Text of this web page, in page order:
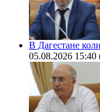
В Дагестане
05.08.2026 15:40